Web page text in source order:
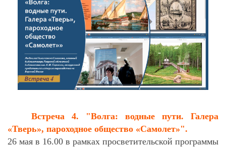
Встреча 4. "Волга: водные пути. Галера
«Тверь», пароходное общество «Самолет»".
26 мая в 16.00 в рамках просветительской программы